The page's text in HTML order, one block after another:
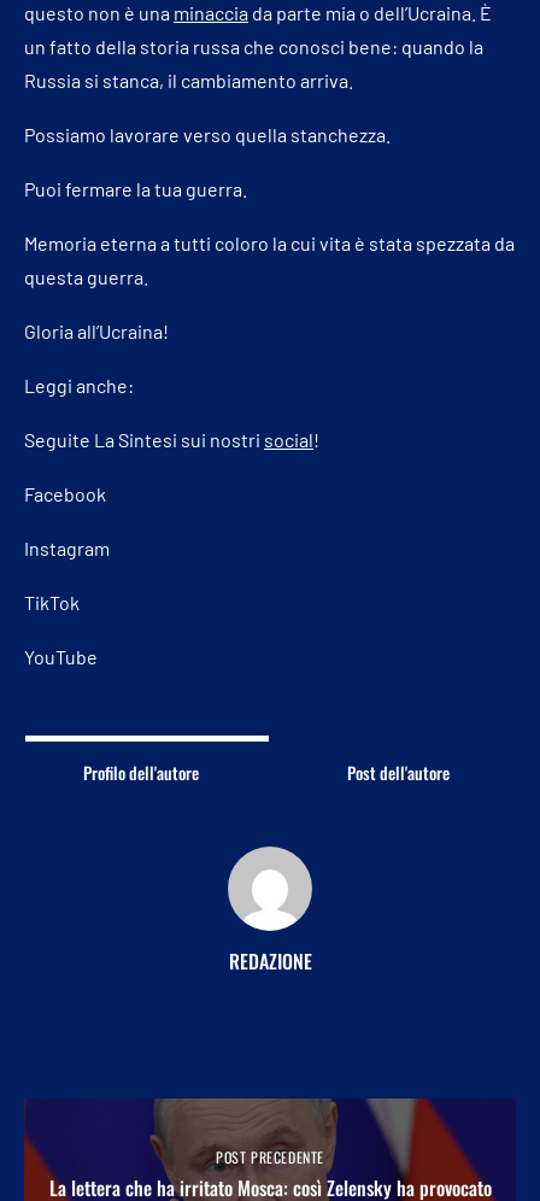
questo non è una minaccia da parte mia o dell’Ucraina. È
un fatto della storia russa che conosci bene: quando la
Russia si stanca, il cambiamento arriva.
Possiamo lavorare verso quella stanchezza.
Puoi fermare la tua guerra.
Memoria eterna a tutti coloro la cui vita è stata spezzata da
questa guerra.
Gloria all’Ucraina!
Leggi anche:
Seguite La Sintesi sui nostri social!
Facebook
Instagram
TikTok
YouTube
Profilo dell'autore Post dell'autore
REDAZIONE
POST PRECEDENTE
La lettera che ha irritato Mosca: così Zelensky ha provocato